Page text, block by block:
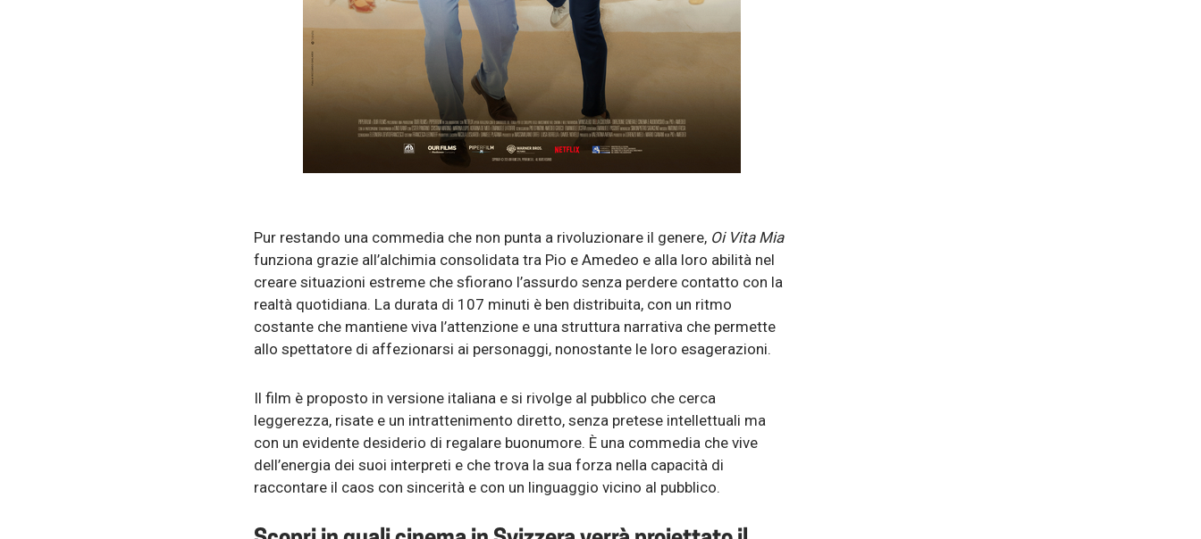
Pur restando una commedia che non punta a rivoluzionare il genere, Oi Vita Mia
funziona grazie all’alchimia consolidata tra Pio e Amedeo e alla loro abilità nel
creare situazioni estreme che sfiorano l’assurdo senza perdere contatto con la
realtà quotidiana. La durata di 107 minuti è ben distribuita, con un ritmo
costante che mantiene viva l’attenzione e una struttura narrativa che permette
allo spettatore di affezionarsi ai personaggi, nonostante le loro esagerazioni.
Il film è proposto in versione italiana e si rivolge al pubblico che cerca
leggerezza, risate e un intrattenimento diretto, senza pretese intellettuali ma
con un evidente desiderio di regalare buonumore. È una commedia che vive
dell’energia dei suoi interpreti e che trova la sua forza nella capacità di
raccontare il caos con sincerità e con un linguaggio vicino al pubblico.